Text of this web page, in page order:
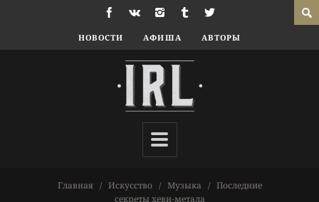
НОВОСТИ АФИША АВТОРЫ
Главная Искусство Музыка
Последние
секреты хеви-метала